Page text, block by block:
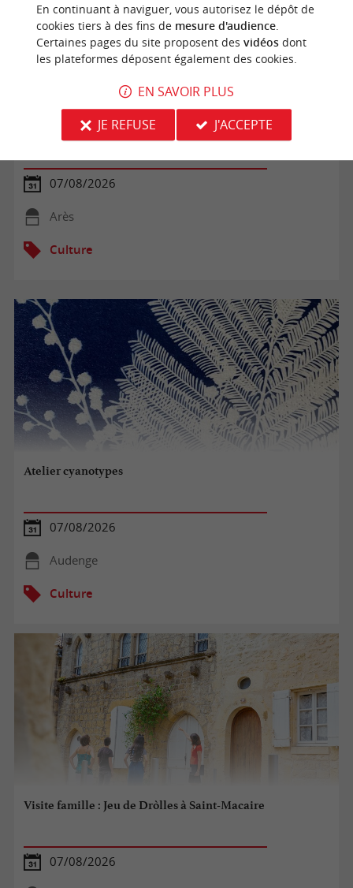
Bébés lecteurs à la plage
07/08/2026
Arès
Culture
Atelier cyanotypes
07/08/2026
Audenge
Culture
Visite famille : Jeu de Dròlles à Saint-Macaire
07/08/2026
En continuant à naviguer, vous autorisez le dépôt de
cookies tiers à des fins de mesure d'audience.
Certaines pages du site proposent des vidéosdont
les plateformes déposent également des cookies.
EN SAVOIR PLUS
JE REFUSE
J'ACCEPTE